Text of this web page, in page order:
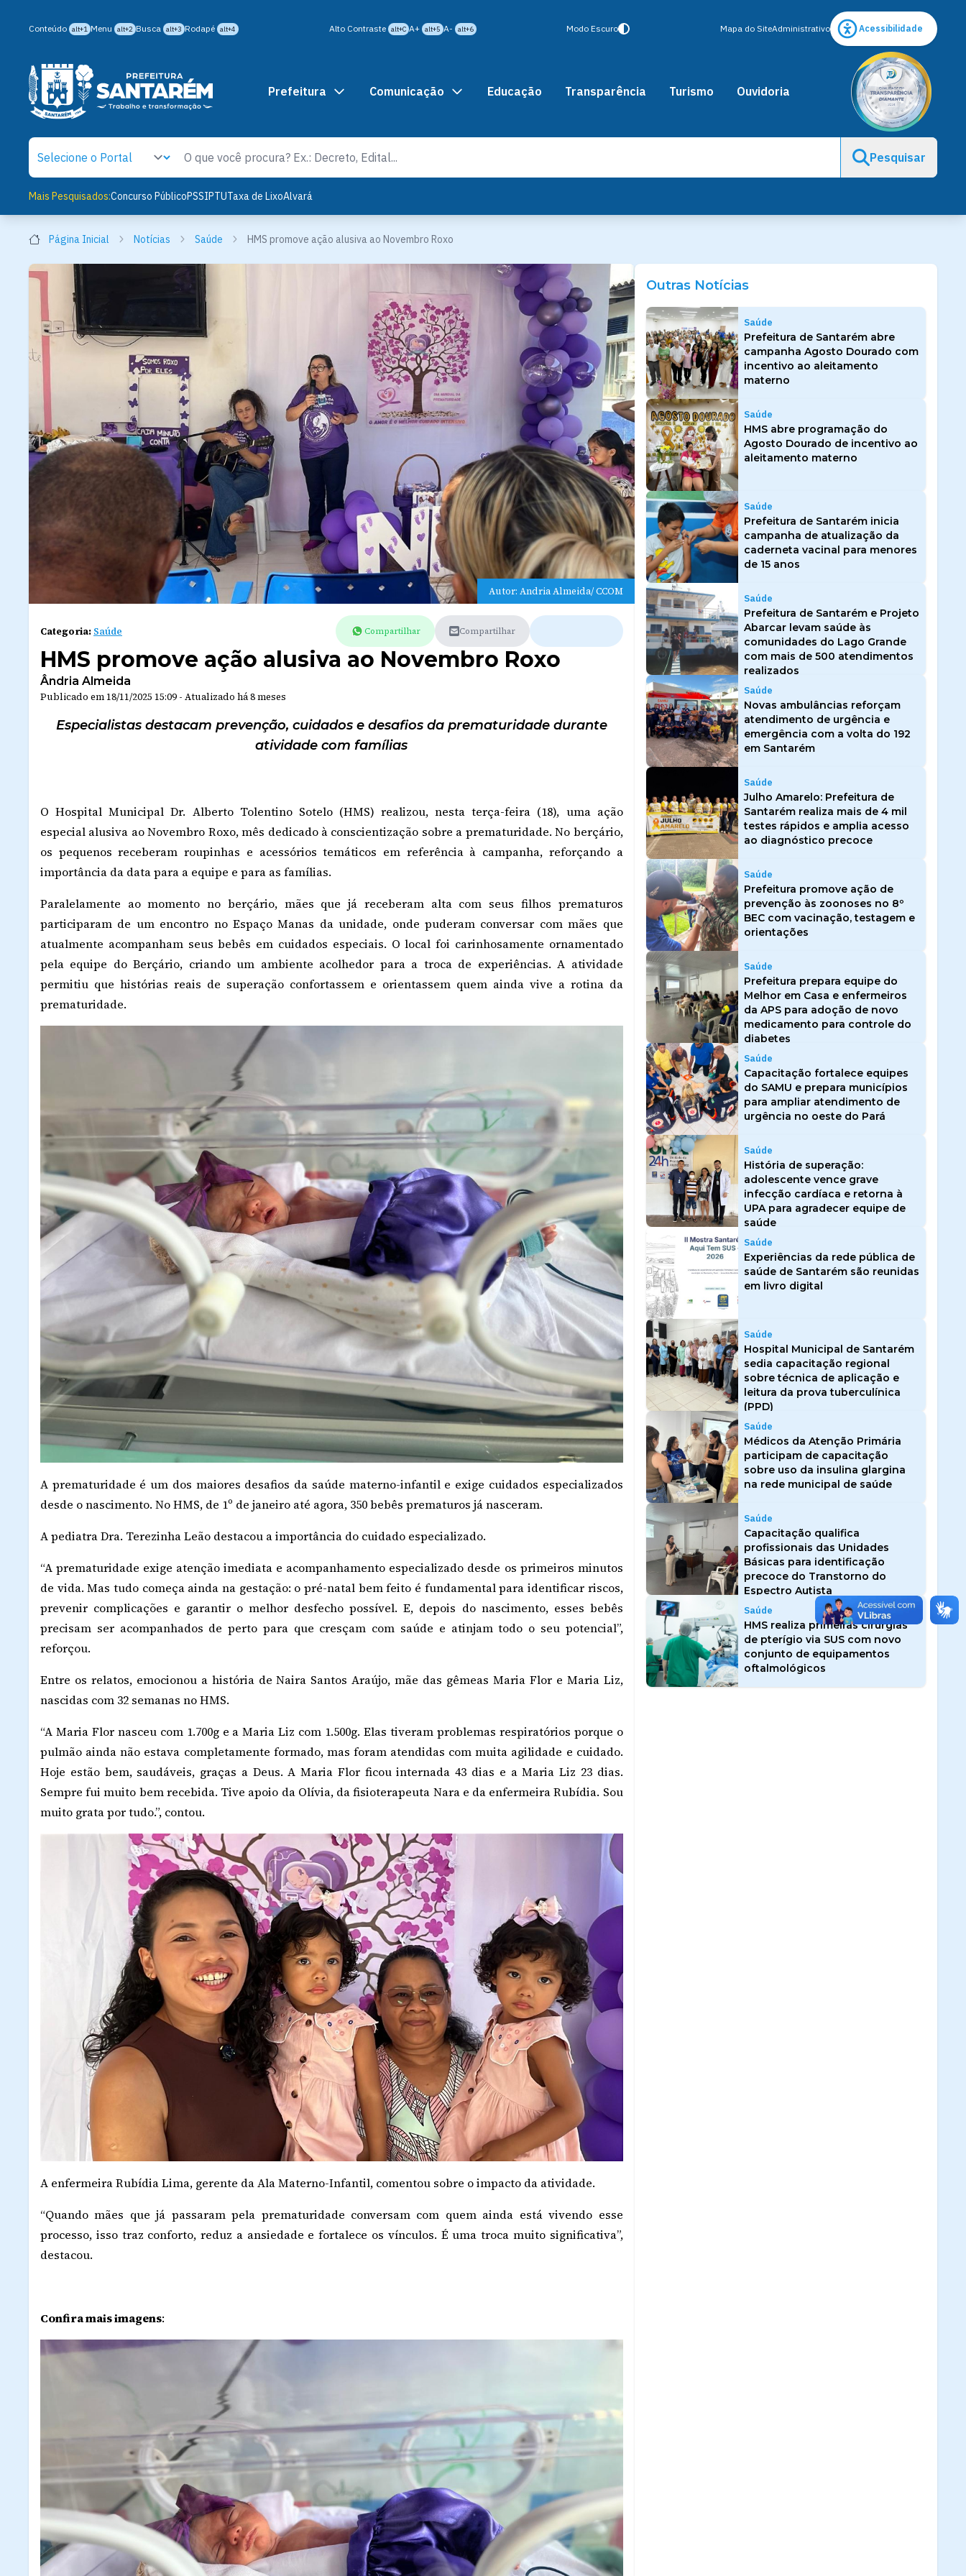
Conteúdo alt+1 Menu alt+2 Busca alt+3 Rodapé alt+4 Alto Contraste alt+C A+ alt+5 A- alt+6 Modo Escuro Mapa do SiteAdministrativo Acessibilidade
Prefeitura Comunicação Educação Transparência Turismo Ouvidoria
Pesquisar
Mais Pesquisados:Concurso PúblicoPSSIPTUTaxa de LixoAlvará
Página Inicial Notícias Saúde HMS promove ação alusiva ao Novembro Roxo
Autor: Andria Almeida/ CCOM
Categoria: Saúde Compartilhar Compartilhar
HMS promove ação alusiva ao Novembro Roxo
Ândria Almeida
Publicado em 18/11/2025 15:09 - Atualizado há 8 meses
Especialistas destacam prevenção, cuidados e desafios da prematuridade durante
atividade com famílias
O Hospital Municipal Dr. Alberto Tolentino Sotelo (HMS) realizou, nesta terça-feira (18), uma ação
especial alusiva ao Novembro Roxo, mês dedicado à conscientização sobre a prematuridade. No berçário,
os pequenos receberam roupinhas e acessórios temáticos em referência à campanha, reforçando a
importância da data para a equipe e para as famílias.
Paralelamente ao momento no berçário, mães que já receberam alta com seus filhos prematuros
participaram de um encontro no Espaço Manas da unidade, onde puderam conversar com mães que
atualmente acompanham seus bebês em cuidados especiais. O local foi carinhosamente ornamentado
pela equipe do Berçário, criando um ambiente acolhedor para a troca de experiências. A atividade
permitiu que histórias reais de superação confortassem e orientassem quem ainda vive a rotina da
prematuridade.
A prematuridade é um dos maiores desafios da saúde materno-infantil e exige cuidados especializados
desde o nascimento. No HMS, de 1º de janeiro até agora, 350 bebês prematuros já nasceram.
A pediatra Dra. Terezinha Leão destacou a importância do cuidado especializado.
“A prematuridade exige atenção imediata e acompanhamento especializado desde os primeiros minutos
de vida. Mas tudo começa ainda na gestação: o pré-natal bem feito é fundamental para identificar riscos,
prevenir complicações e garantir o melhor desfecho possível. E, depois do nascimento, esses bebês
precisam ser acompanhados de perto para que cresçam com saúde e atinjam todo o seu potencial”,
reforçou.
Entre os relatos, emocionou a história de Naira Santos Araújo, mãe das gêmeas Maria Flor e Maria Liz,
nascidas com 32 semanas no HMS.
“A Maria Flor nasceu com 1.700g e a Maria Liz com 1.500g. Elas tiveram problemas respiratórios porque o
pulmão ainda não estava completamente formado, mas foram atendidas com muita agilidade e cuidado.
Hoje estão bem, saudáveis, graças a Deus. A Maria Flor ficou internada 43 dias e a Maria Liz 23 dias.
Sempre fui muito bem recebida. Tive apoio da Olívia, da fisioterapeuta Nara e da enfermeira Rubídia. Sou
muito grata por tudo.”, contou.
A enfermeira Rubídia Lima, gerente da Ala Materno-Infantil, comentou sobre o impacto da atividade.
“Quando mães que já passaram pela prematuridade conversam com quem ainda está vivendo esse
processo, isso traz conforto, reduz a ansiedade e fortalece os vínculos. É uma troca muito significativa”,
destacou.
Confira mais imagens:
Outras Notícias
Saúde
Prefeitura de Santarém abre
campanha Agosto Dourado com
incentivo ao aleitamento
materno
Saúde
HMS abre programação do
Agosto Dourado de incentivo ao
aleitamento materno
Saúde
Prefeitura de Santarém inicia
campanha de atualização da
caderneta vacinal para menores
de 15 anos
Saúde
Prefeitura de Santarém e Projeto
Abarcar levam saúde às
comunidades do Lago Grande
com mais de 500 atendimentos
realizados
Saúde
Novas ambulâncias reforçam
atendimento de urgência e
emergência com a volta do 192
em Santarém
Saúde
Julho Amarelo: Prefeitura de
Santarém realiza mais de 4 mil
testes rápidos e amplia acesso
ao diagnóstico precoce
Saúde
Prefeitura promove ação de
prevenção às zoonoses no 8º
BEC com vacinação, testagem e
orientações
Saúde
Prefeitura prepara equipe do
Melhor em Casa e enfermeiros
da APS para adoção de novo
medicamento para controle do
diabetes
Saúde
Capacitação fortalece equipes
do SAMU e prepara municípios
para ampliar atendimento de
urgência no oeste do Pará
Saúde
História de superação:
adolescente vence grave
infecção cardíaca e retorna à
UPA para agradecer equipe de
saúde
Saúde
Experiências da rede pública de
saúde de Santarém são reunidas
em livro digital
Saúde
Hospital Municipal de Santarém
sedia capacitação regional
sobre técnica de aplicação e
leitura da prova tuberculínica
(PPD)
Saúde
Médicos da Atenção Primária
participam de capacitação
sobre uso da insulina glargina
na rede municipal de saúde
Saúde
Capacitação qualifica
profissionais das Unidades
Básicas para identificação
precoce do Transtorno do
Espectro Autista
Saúde
HMS realiza primeiras cirurgias
de pterígio via SUS com novo
conjunto de equipamentos
oftalmológicos